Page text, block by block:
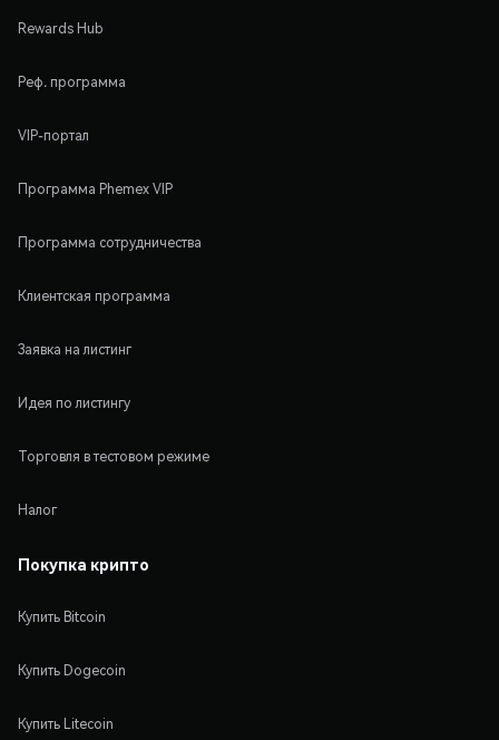
Rewards Hub
Реф. программа
VIP-портал
Программа Phemex VIP
Программа сотрудничества
Клиентская программа
Заявка на листинг
Идея по листингу
Торговля в тестовом режиме
Налог
Покупка крипто
Купить Bitcoin
Купить Dogecoin
Купить Litecoin